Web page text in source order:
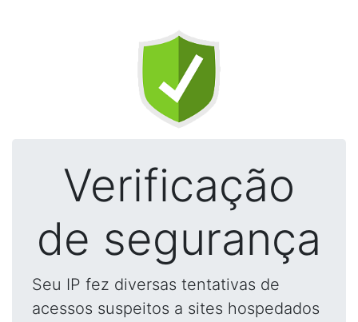
Verificação
de segurança
Seu IP fez diversas tentativas de
acessos suspeitos a sites hospedados